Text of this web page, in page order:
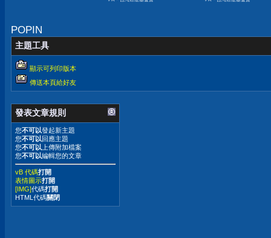
嫌晚！
POPIN
主題工具
顯示可列印版本
傳送本頁給好友
發表文章規則
您不可以發起新主題
您不可以回應主題
您不可以 上傳附加檔案
您不可以編輯您的文章
vB 代碼打開
表情圖示打開
[IMG]代碼打開
HTML代碼關閉